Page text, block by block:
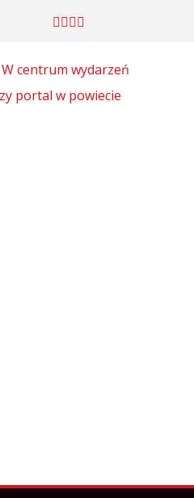
portal w powiecie